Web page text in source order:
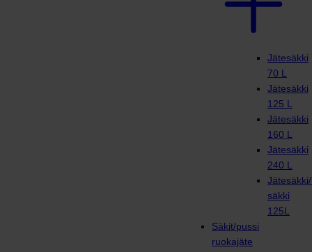
Jätesäkki
70 L
Jätesäkki
125 L
Jätesäkki
160 L
Jätesäkki
240 L
säkki
125L
Säkit/pussi
ruokajäte